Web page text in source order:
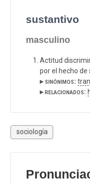
sustantivo
masculino
Actitud
por el hecho de
▸ sinónimos:
▸ relacionados:
sociología